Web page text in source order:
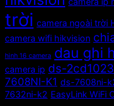
trời camera ngoài trời
camera wifi hikvision
hinh 16 camera dau ghi
camera ip ds-
7608NI-K1 ds-7608ni-
7632ni-k2 EasyLink WiFi